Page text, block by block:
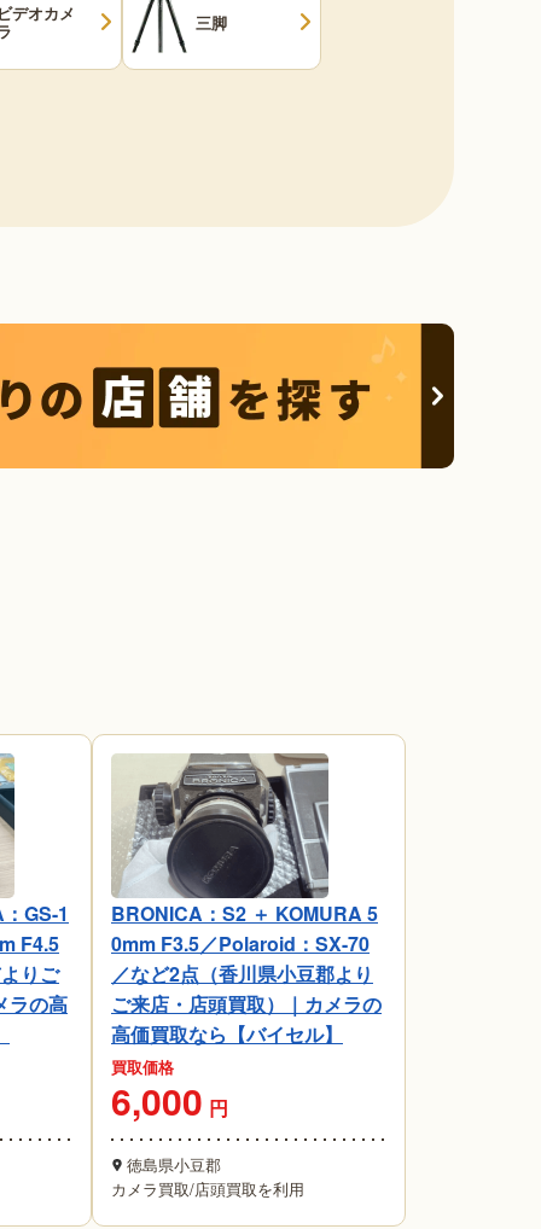
デオカメ 三脚
GS-1
F4.5
りご
ラの高
BRONICA：S2 ＋ KOMURA 5
0mm F3.5／Polaroid：SX-70
／など2点（香川県小豆郡より
ご来店・店頭買取）｜カメラの
高価買取なら【バイセル】
買取価格
6,000 円
徳島県小豆郡
カメラ買取/店頭買取を利用